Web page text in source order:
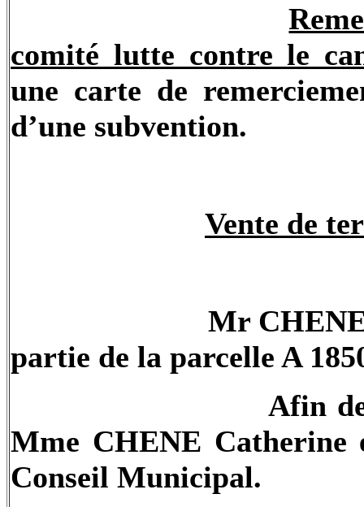
comité lutte contre le
une carte de
d’une subvention.
Vente de
Mr
partie de la parcelle A
Afin
Mme CHENE Catherine
Conseil Municipal.